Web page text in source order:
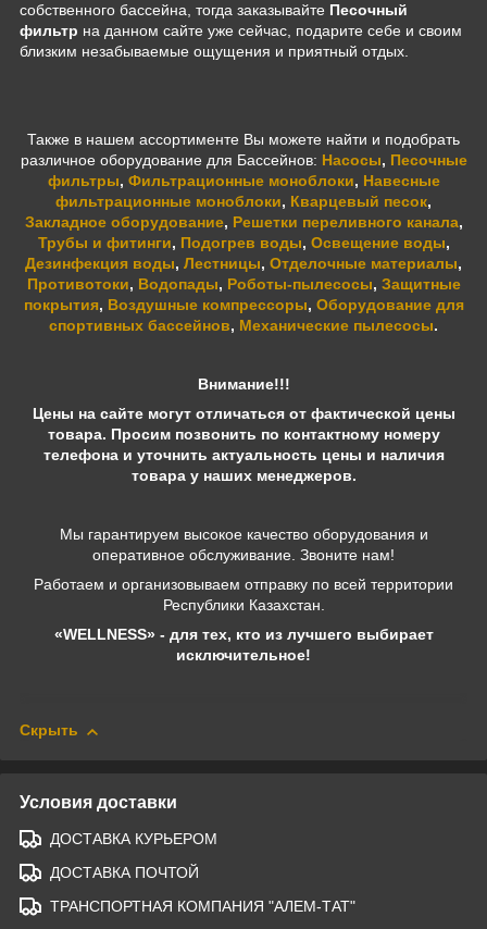
собственного бассейна, тогда заказывайте Песочный
фильтр на данном сайте уже сейчас, подарите себе и своим
близким незабываемые ощущения и приятный отдых.
Также в нашем ассортименте Вы можете найти и подобрать
различное оборудование для Бассейнов: Насосы, Песочные
фильтры, Фильтрационные моноблоки, Навесные
фильтрационные моноблоки, Кварцевый песок,
Закладное оборудование, Решетки переливного канала,
Трубы и фитинги, Подогрев воды, Освещение воды,
Дезинфекция воды, Лестницы, Отделочные материалы,
Противотоки, Водопады, Роботы-пылесосы, Защитные
покрытия, Воздушные компрессоры, Оборудование для
спортивных бассейнов, Механические пылесосы.
Внимание!!!
Цены на сайте могут отличаться от фактической цены
товара. Просим позвонить по контактному номеру
телефона и уточнить актуальность цены и наличия
товара у наших менеджеров.
Мы гарантируем высокое качество оборудования и
оперативное обслуживание. Звоните нам!
Работаем и организовываем отправку по всей территории
Республики Казахстан.
«WELLNESS» - для тех, кто из лучшего выбирает
исключительное!
Скрыть
Условия доставки
ДОСТАВКА КУРЬЕРОМ
ДОСТАВКА ПОЧТОЙ
ТРАНСПОРТНАЯ КОМПАНИЯ "АЛЕМ-ТАТ"